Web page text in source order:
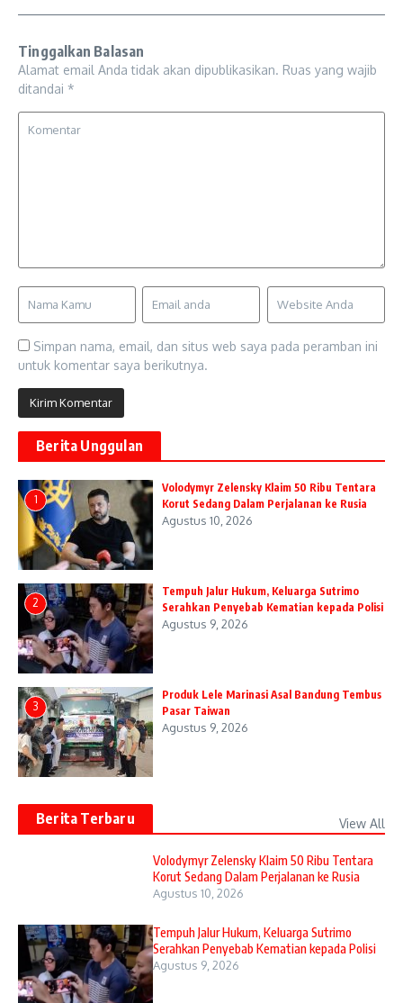
Tinggalkan Balasan
Alamat email Anda tidak akan dipublikasikan. Ruas yang wajib
ditandai *
Simpan nama, email, dan situs web saya pada peramban ini
untuk komentar saya berikutnya.
Berita Unggulan
1
Volodymyr Zelensky Klaim 50 Ribu Tentara
Korut Sedang Dalam Perjalanan ke Rusia
Agustus 10, 2026
2
Tempuh Jalur Hukum, Keluarga Sutrimo
Serahkan Penyebab Kematian kepada Polisi
Agustus 9, 2026
3
Produk Lele Marinasi Asal Bandung Tembus
Pasar Taiwan
Agustus 9, 2026
Berita Terbaru View All
Volodymyr Zelensky Klaim 50 Ribu Tentara
Korut Sedang Dalam Perjalanan ke Rusia
Agustus 10, 2026
Tempuh Jalur Hukum, Keluarga Sutrimo
Serahkan Penyebab Kematian kepada Polisi
Agustus 9, 2026